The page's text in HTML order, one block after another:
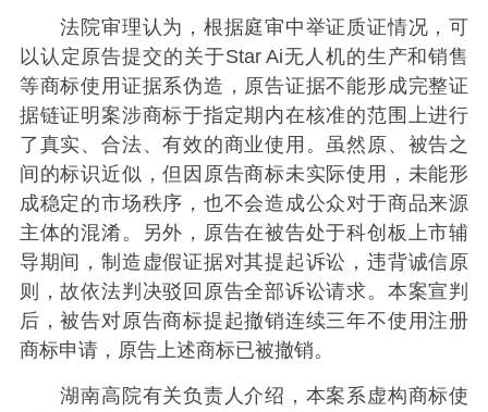
法院审理认为，根据庭审中举证质证情况，可
以认定原告提交的关于Star Ai无人机的生产和销售
等商标使用证据系伪造，原告证据不能形成完整证
据链证明案涉商标于指定期内在核准的范围上进行
了真实、合法、有效的商业使用。虽然原、被告之
间的标识近似，但因原告商标未实际使用，未能形
成稳定的市场秩序，也不会造成公众对于商品来源
主体的混淆。另外，原告在被告处于科创板上市辅
导期间，制造虚假证据对其提起诉讼，违背诚信原
则，故依法判决驳回原告全部诉讼请求。本案宣判
后，被告对原告商标提起撤销连续三年不使用注册
商标申请，原告上述商标已被撤销。
湖南高院有关负责人介绍，本案系虚构商标使